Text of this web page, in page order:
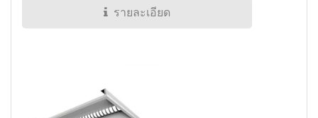
รายละเอียด